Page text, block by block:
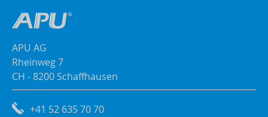
APU AG
Rheinweg 7
CH - 8200 Schaffhausen
+41 52 635 70 70